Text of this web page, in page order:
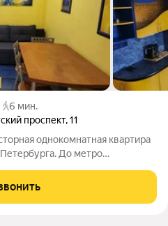
6 мин.
проспект,11
однокомнатная квартира
До метро
г.п. под управлением ТСЖ.
подъезды